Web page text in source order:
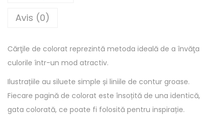
Avis (0)
Cărţile de colorat reprezintă metoda ideală de a învăţa
culorile într-un mod atractiv.
Ilustrațiile au siluete simple și liniile de contur groase.
Fiecare pagină de colorat este însoțită de una identică,
gata colorată, ce poate fi folosită pentru inspirație.